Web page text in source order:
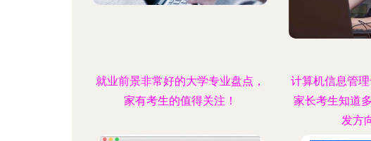
就业前景非常好的大学专业盘点，
家有考生的值得关注！
计算机信息管
家长考生知道
发方